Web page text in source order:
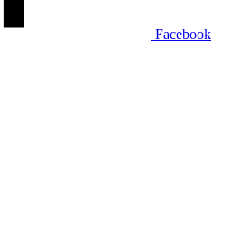
Facebook